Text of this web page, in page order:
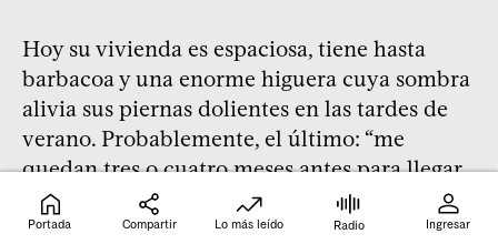
Hoy su vivienda es espaciosa, tiene hasta
barbacoa y una enorme higuera cuya sombra
alivia sus piernas dolientes en las tardes de
verano. Probablemente, el último: “me
quedan tres o cuatro meses antes para llegar
al cajón”, dice, y quién le va a preguntar el
porqué de semejante diagnóstico cuando
Portada Compartir Lo más leído Radio Ingresar